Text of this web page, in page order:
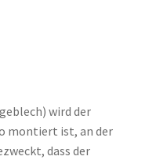
wird der
montiert ist, an der
dass der